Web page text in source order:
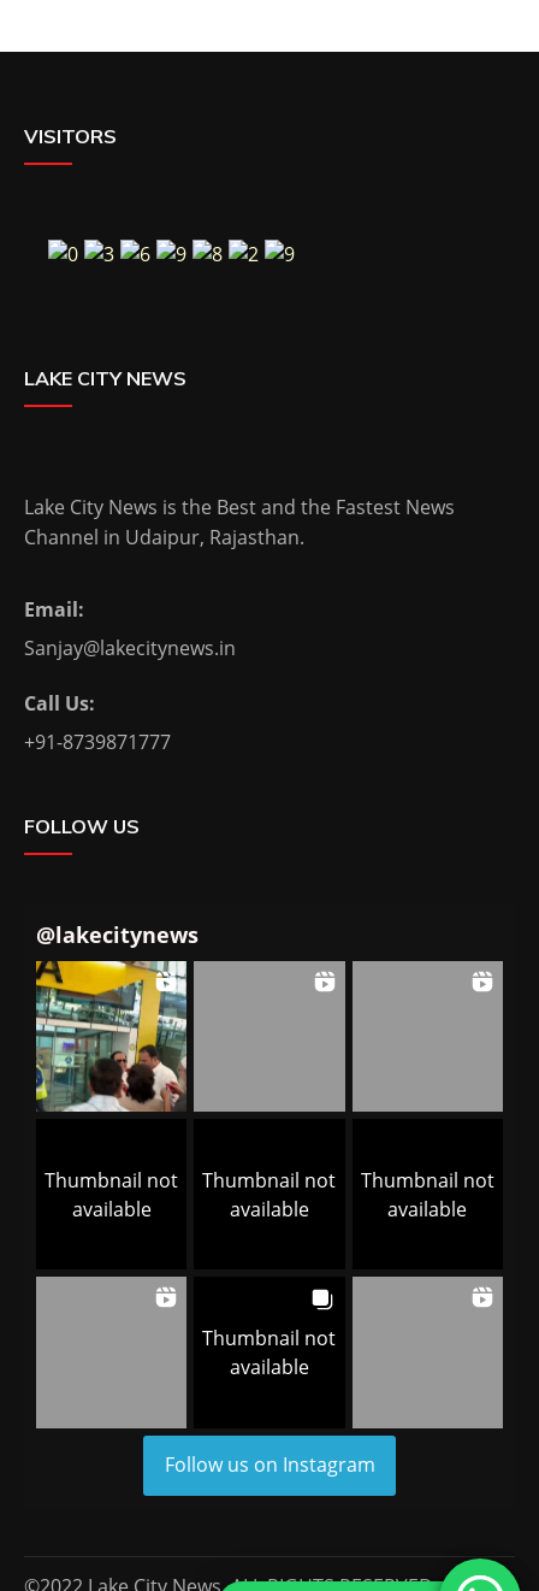
VISITORS
LAKE CITY NEWS
Lake City News is the Best and the Fastest News
Channel in Udaipur, Rajasthan.
Email:
Sanjay@lakecitynews.in
Call Us:
+91-8739871777
FOLLOW US
@lakecitynews
Thumbnail not
available
Thumbnail not
available
Thumbnail not
available
Thumbnail not
available
Follow us on Instagram